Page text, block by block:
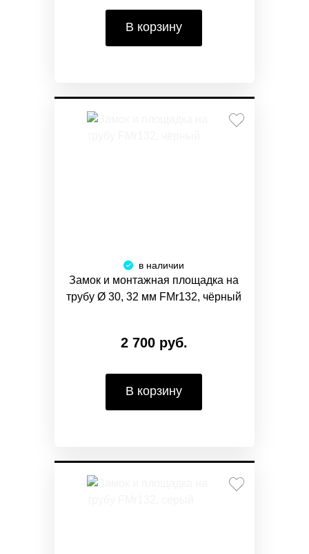
В корзину
в наличии
Замок и монтажная площадка на
трубу Ø 30, 32 мм FMr132, чёрный
2 700 руб.
В корзину